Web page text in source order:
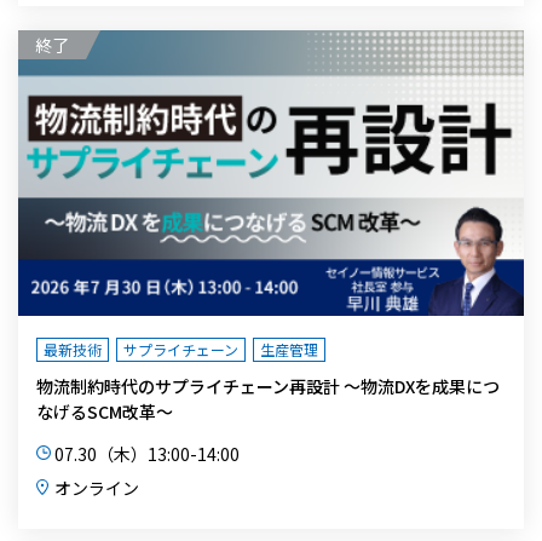
最新技術 サプライチェーン 生産管理
物流制約時代のサプライチェーン再設計 ～物流DXを成果につ
なげるSCM改革～
07.30（木）13:00-14:00
オンライン